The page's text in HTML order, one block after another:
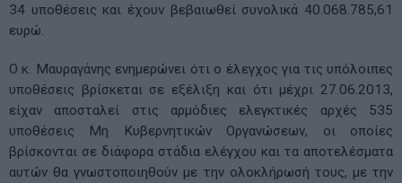
34 υποθέσεις και έχουν βεβαιωθεί συνολικά 40.068.785,61
ευρώ.
Ο κ. Μαυραγάνης ενημερώνει ότι ο έλεγχος για τις υπόλοιπες
υποθέσεις βρίσκεται σε εξέλιξη και ότι μέχρι 27.06.2013,
είχαν αποσταλεί στις αρμόδιες ελεγκτικές αρχές 535
υποθέσεις Μη Κυβερνητικών Οργανώσεων, οι οποίες
βρίσκονται σε διάφορα στάδια ελέγχου και τα αποτελέσματα
αυτών θα γνωστοποιηθούν με την ολοκλήρωσή τους, με την